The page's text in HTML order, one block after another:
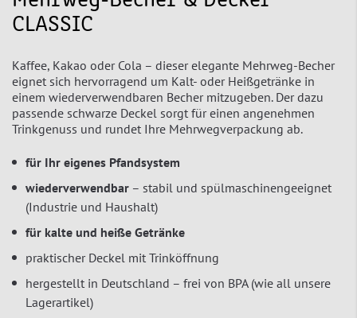
CLASSIC
Kaffee, Kakao oder Cola – dieser elegante Mehrweg-Becher
eignet sich hervorragend um Kalt- oder Heißgetränke in
einem wiederverwendbaren Becher mitzugeben. Der dazu
passende schwarze Deckel sorgt für einen angenehmen
Trinkgenuss und rundet Ihre Mehrwegverpackung ab.
für Ihr eigenes Pfandsystem
wiederverwendbar – stabil und spülmaschinengeeignet
(Industrie und Haushalt)
für kalte und heiße Getränke
praktischer Deckel mit Trinköffnung
hergestellt in Deutschland – frei von BPA (wie all unsere
Lagerartikel)